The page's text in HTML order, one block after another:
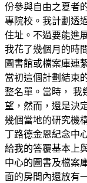
份參與自由之夏者
專院校。我計劃透
住址。不過要能進
我花了幾個月的時
圖書館或檔案庫連
當初這個計劃結束
整名單。當時， 我
望，然而，還是決
幾個當地的研究機
丁路德金恩紀念中
給我的答覆基本上
中心的圖書及檔案
面的房間內還放有